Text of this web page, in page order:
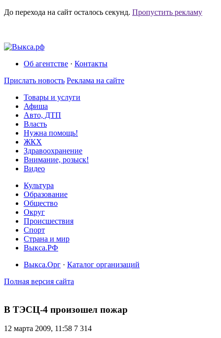
До перехода на сайт осталось секунд. Пропустить рекламу
Об агентстве · Контакты
Прислать новость Реклама на сайте
Товары и услуги
Афиша
Авто, ДТП
Власть
Нужна помощь!
ЖКХ
Здравоохранение
Внимание, розыск!
Видео
Культура
Образование
Общество
Округ
Происшествия
Спорт
Страна и мир
Выкса.РФ
Выкса.Орг · Каталог организаций
Полная версия сайта
В ТЭСЦ-4 произошел пожар
12 марта 2009, 11:58 7 314